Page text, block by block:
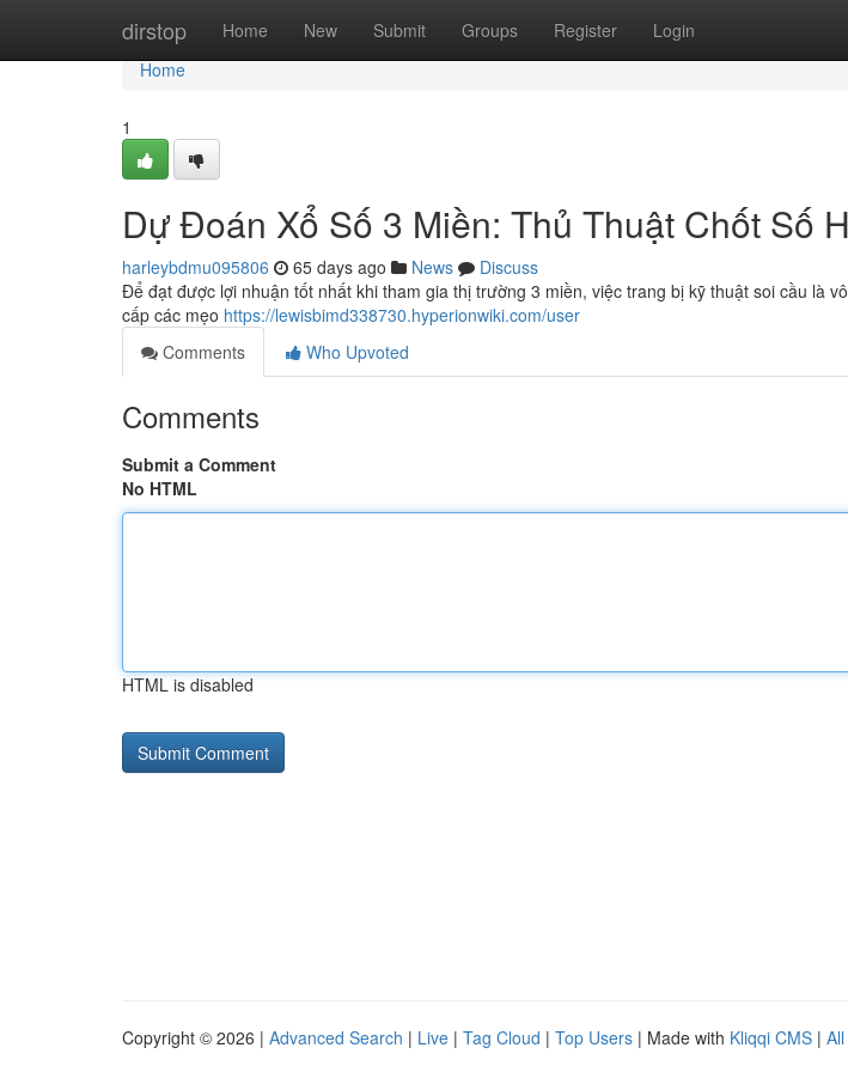
dirstop Home New Submit Groups Register Login
Home
Home
1
Dự Đoán Xổ Số 3 Miền: Thủ Thuật Chốt Số
harleybdmu095806 65 days ago News
Discuss
Để đạt được lợi nhuận tốt nhất khi tham gia thị trường 3 miền, việc trang bị kỹ thuật soi cầu là
cấp các mẹo https://lewisbimd338730.hyperionwiki.com/user
Comments
Who Upvoted
Comments
Submit a Comment
No HTML
HTML is disabled
Copyright © 2026 | Advanced Search | Live | Tag Cloud | Top Users | Made with Kliqqi CMS |